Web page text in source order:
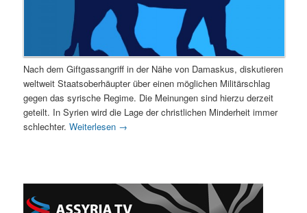
Nach dem Giftgassangriff in der Nähe von Damaskus, diskutieren
weltweit Staatsoberhäupter über einen möglichen Militärschlag
gegen das syrische Regime. Die Meinungen sind hierzu derzeit
geteilt. In Syrien wird die Lage der christlichen Minderheit immer
schlechter.Weiterlesen →